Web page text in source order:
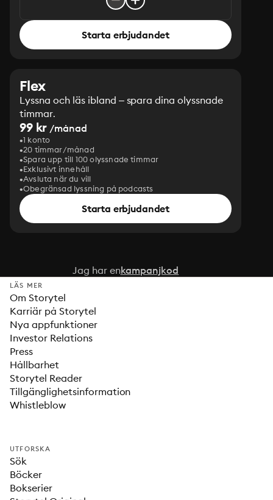
Starta erbjudandet
Flex
Lyssna och läs ibland – spara dina olyssnade
timmar.
99 kr /månad
1 konto
20 timmar/månad
Spara upp till 100 olyssnade timmar
Exklusivt innehåll
Avsluta när du vill
Obegränsad lyssning på podcasts
Starta erbjudandet
Jag har enkampanjkod
LÄS MER
Om Storytel
Karriär på Storytel
Nya appfunktioner
Investor Relations
Press
Hållbarhet
Storytel Reader
Tillgänglighetsinformation
Whistleblow
UTFORSKA
Sök
Böcker
Bokserier